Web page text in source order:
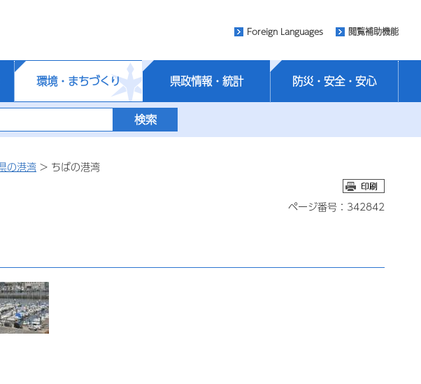
Foreign Languages 閲覧補助機能
環境・まちづくり 県政情報・統計 防災・安全・安心
の港湾 > ちばの港湾
ページ番号：342842